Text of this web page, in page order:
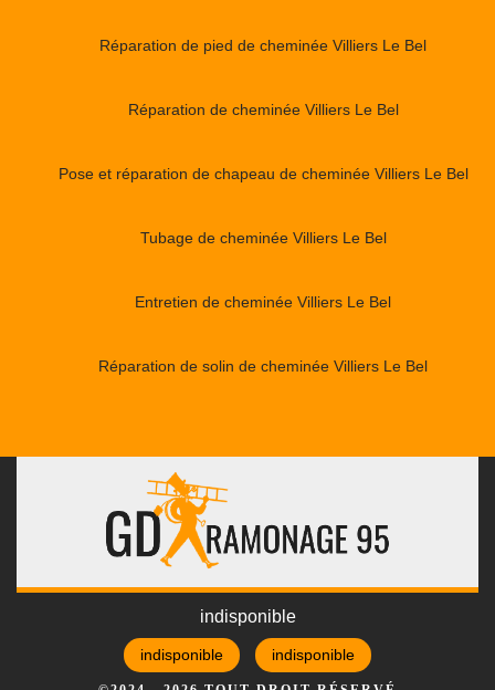
Réparation de pied de cheminée Villiers Le Bel
Réparation de cheminée Villiers Le Bel
Pose et réparation de chapeau de cheminée Villiers Le Bel
Tubage de cheminée Villiers Le Bel
Entretien de cheminée Villiers Le Bel
Réparation de solin de cheminée Villiers Le Bel
indisponible
indisponible indisponible